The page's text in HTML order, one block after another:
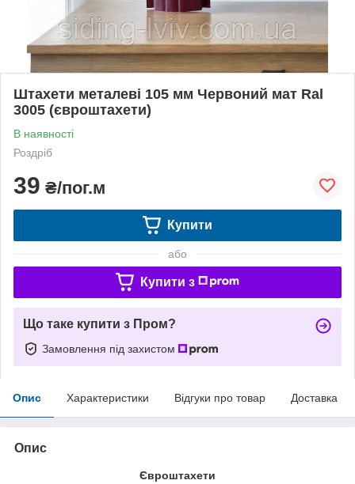
Штахети металеві 105 мм Червоний мат Ral
3005 (євроштахети)
В наявності
Роздріб
39 ₴/пог.м
Купити
або
Купити з
Що таке купити з Пром?
Замовлення під захистом
Опис Характеристики Відгуки про товар Доставка
Опис
Євроштахети